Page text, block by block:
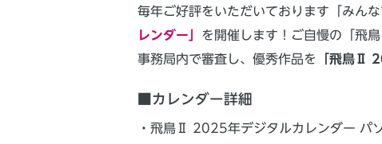
毎年ご好評をいただいております「みん
レンダー」 を開催します！ご自慢の「飛
事務局内で審査し、優秀作品を 「飛鳥Ⅱ
■カレンダー詳細
・飛鳥Ⅱ 2025年デジタルカレンダー パ